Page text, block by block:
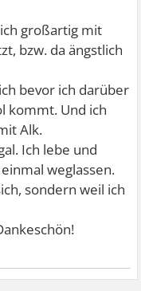
großartig mit
bzw. da ängstlich
bevor ich darüber
kommt. Und ich
Alk.
Ich lebe und
weglassen.
sondern weil ich